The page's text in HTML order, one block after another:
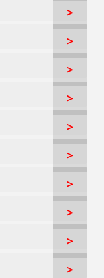
>
>
>
>
>
>
>
>
>
>